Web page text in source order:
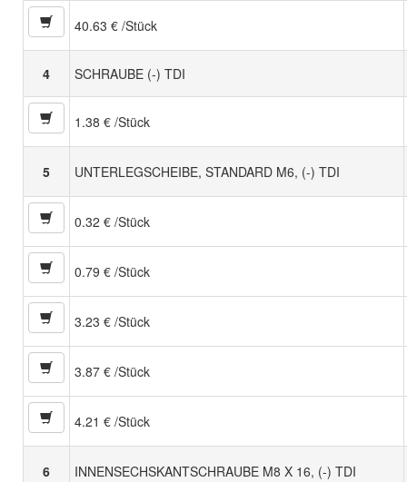
40.63 € /Stück
4 SCHRAUBE (-) TDI
1.38 € /Stück
5 UNTERLEGSCHEIBE, STANDARD M6, (-) TDI
0.32 € /Stück
0.79 € /Stück
3.23 € /Stück
3.87 € /Stück
4.21 € /Stück
6 INNENSECHSKANTSCHRAUBE M8 X 16, (-) TDI